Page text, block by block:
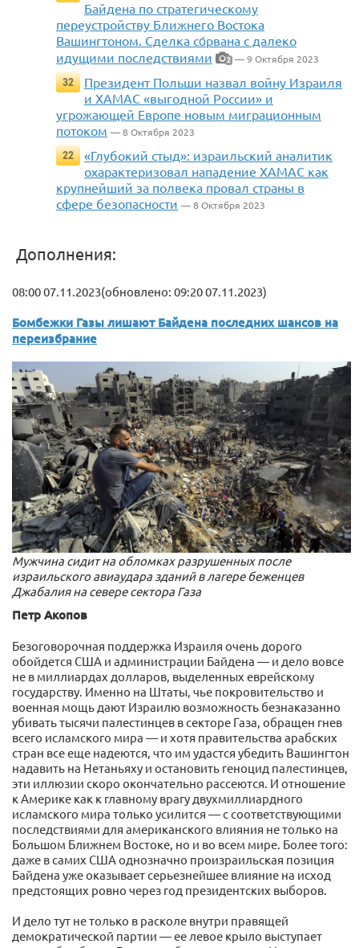
Байдена по стратегическому
переустройству Ближнего Востока
Вашингтоном. Сделка со́рвана с далеко
идущими последствиями
2 — 9 Октября 2023
32
Президент Польши назвал войну Израиля
и ХАМАС «выгодной России» и
угрожающей Европе новым миграционным
потоком — 8 Октября 2023
22
«Глубокий стыд»: израильский аналитик
охарактеризовал нападение ХАМАС как
крупнейший за полвека провал страны в
сфере безопасности — 8 Октября 2023
Дополнения:
08:00 07.11.2023(обновлено: 09:20 07.11.2023)
Бомбежки Газы лишают Байдена последних шансов на
переизбрание
Мужчина сидит на обломках разрушенных после
израильского авиаудара зданий в лагере беженцев
Джабалия на севере сектора Газа
Петр Акопов
Безоговорочная поддержка Израиля очень дорого
обойдется США и администрации Байдена — и дело вовсе
не в миллиардах долларов, выделенных еврейскому
государству. Именно на Штаты, чье покровительство и
военная мощь дают Израилю возможность безнаказанно
убивать тысячи палестинцев в секторе Газа, обращен гнев
всего исламского мира — и хотя правительства арабских
стран все еще надеются, что им удастся убедить Вашингтон
надавить на Нетаньяху и остановить геноцид палестинцев,
эти иллюзии скоро окончательно рассеются. И отношение
к Америке как к главному врагу двухмиллиардного
исламского мира только усилится — с соответствующими
последствиями для американского влияния не только на
Большом Ближнем Востоке, но и во всем мире. Более того:
даже в самих США однозначно произраильская позиция
Байдена уже оказывает серьезнейшее влияние на исход
предстоящих ровно через год президентских выборов.
И дело тут не только в расколе внутри правящей
демократической партии — ее левое крыло выступает